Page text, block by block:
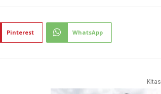
Pinterest WhatsApp
Kitas